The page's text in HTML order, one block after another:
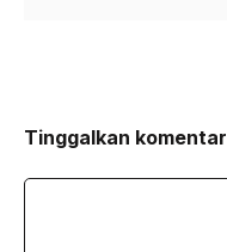
Tinggalkan komentar